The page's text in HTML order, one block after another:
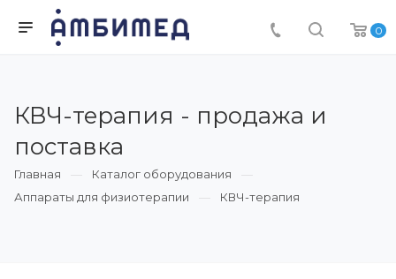
0
КВЧ-терапия - продажа и
поставка
Главная
Каталог оборудования
Аппараты для физиотерапии
КВЧ-терапия